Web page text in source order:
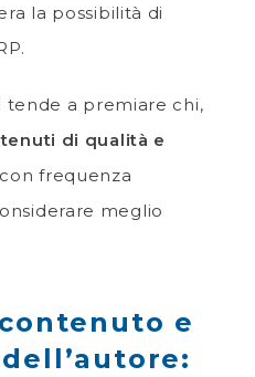
la possibilità di
tende a premiare chi,
di qualità e
frequenza
meglio
e